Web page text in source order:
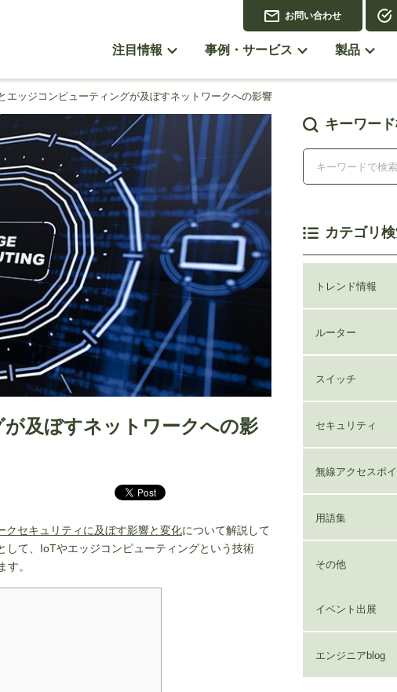
お問い合わせ
注目情報 事例・サービス 製品
エッジコンピューティングが及ぼすネットワークへの影響
及ぼすネットワークへの影
クセキュリティに及ぼす影響と変化について解説して
して、IoTやエッジコンピューティングという技術
。
キーワー
カテゴリ
トレンド情報
ルーター
スイッチ
セキュリティ
無線アクセスポ
用語集
その他
イベント出展
エンジニアblog